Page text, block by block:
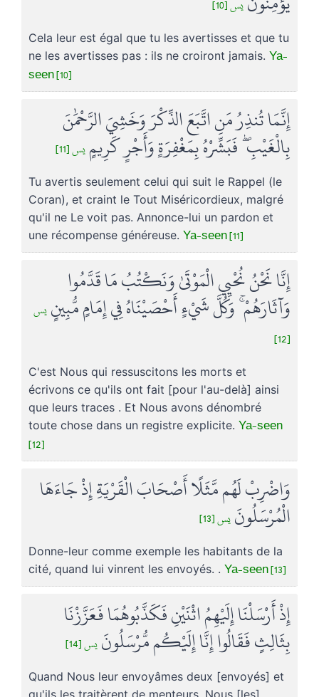
يس [10]
Cela leur est égal que tu les avertisses et que tu
ne les avertisses pas : ils ne croiront jamais. Ya-
seen [10]
إِنَّمَا تُنذِرُ مَنِ اتَّبَعَ الذِّكْرَ وَخَشِيَ الرَّحْمَٰنَ
بِالْغَيْبِ ۖ فَبَشِّرْهُ بِمَغْفِرَةٍ وَأَجْرٍ كَرِيمٍ يس [11]
Tu avertis seulement celui qui suit le Rappel (le
Coran), et craint le Tout Miséricordieux, malgré
qu'il ne Le voit pas. Annonce-lui un pardon et
une récompense généreuse. Ya-seen [11]
إِنَّا نَحْنُ نُحْيِي الْمَوْتَىٰ وَنَكْتُبُ مَا قَدَّمُوا
وَآثَارَهُمْ ۚ وَكُلَّ شَيْءٍ أَحْصَيْنَاهُ فِي إِمَامٍ مُّبِينٍ يس
[12]
C'est Nous qui ressuscitons les morts et
écrivons ce qu'ils ont fait [pour l'au-delà] ainsi
que leurs traces . Et Nous avons dénombré
toute chose dans un registre explicite. Ya-seen
[12]
وَاضْرِبْ لَهُم مَّثَلًا أَصْحَابَ الْقَرْيَةِ إِذْ جَاءَهَا
الْمُرْسَلُونَ يس [13]
Donne-leur comme exemple les habitants de la
cité, quand lui vinrent les envoyés. . Ya-seen [13]
إِذْ أَرْسَلْنَا إِلَيْهِمُ اثْنَيْنِ فَكَذَّبُوهُمَا فَعَزَّزْنَا
بِثَالِثٍ فَقَالُوا إِنَّا إِلَيْكُم مُّرْسَلُونَ يس [14]
Quand Nous leur envoyâmes deux [envoyés] et
qu'ils les traitèrent de menteurs. Nous [les]